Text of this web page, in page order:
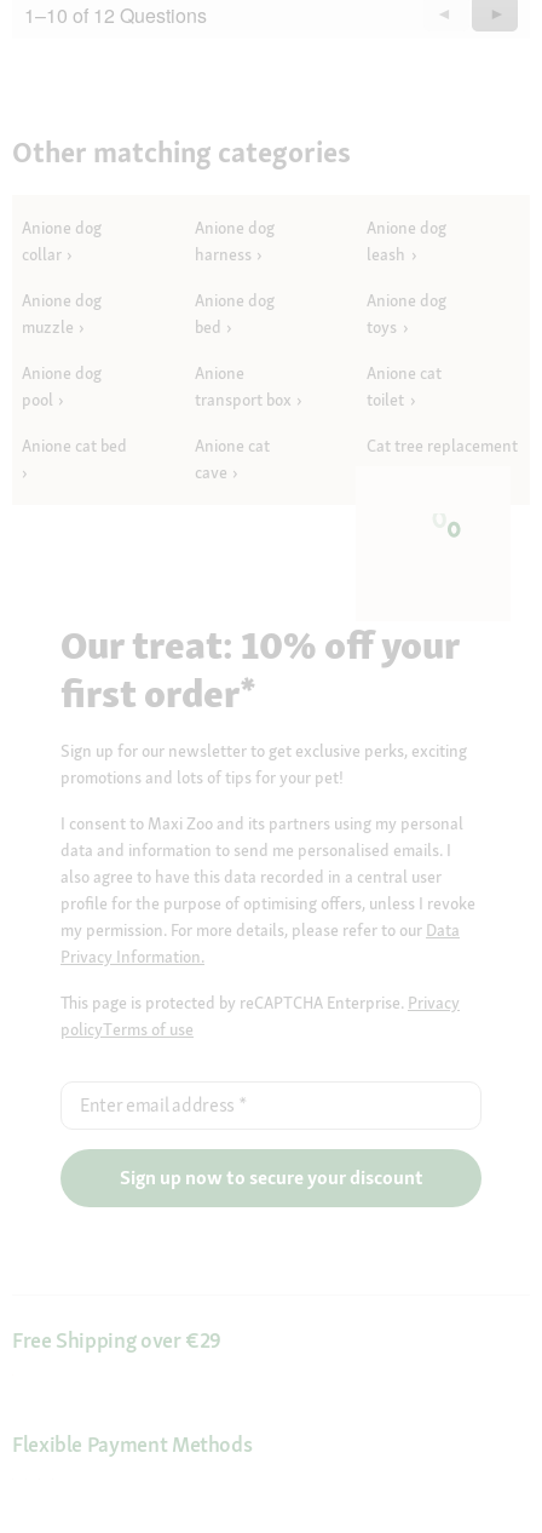
1–10 of 12 Questions
Previous
Questions
◄
Next
►
Other matching categories
Anione dog
collar
Anione dog
harness
Anione dog
leash
Anione dog
muzzle
Anione dog
bed
Anione dog
toys
Anione dog
pool
Anione
transport box
Anione cat
toilet
Anione cat bed
Anione cat
cave
Cat tree replacement
Our treat: 10% off your
first order*
Sign up for our newsletter to get exclusive perks, exciting
promotions and lots of tips for your pet!
I consent to Maxi Zoo and its partners using my personal
data and information to send me personalised emails. I
also agree to have this data recorded in a central user
profile for the purpose of optimising offers, unless I revoke
my permission. For more details, please refer to our Data
Privacy Information.
This page is protected by reCAPTCHA Enterprise. Privacy
policyTerms of use
Enter email address *
Sign up now to secure your discount
Free Shipping over €29
Flexible Payment Methods